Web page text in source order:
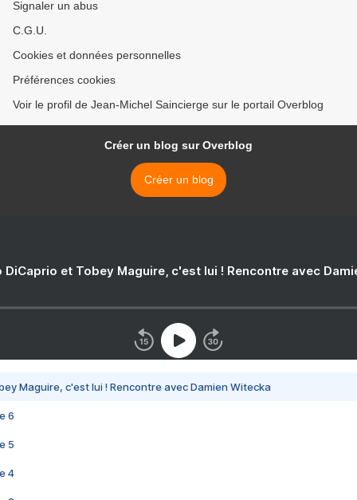
Signaler un abus
C.G.U.
Cookies et données personnelles
Préférences cookies
Voir le profil de Jean-Michel Saincierge sur le portail Overblog
Créer un blog sur Overblog
Créer un blog
DiCaprio et Tobey Maguire, c'est lui ! Rencontre avec
Maguire, c'est lui ! Rencontre avec Damien Witecka
6
5
4